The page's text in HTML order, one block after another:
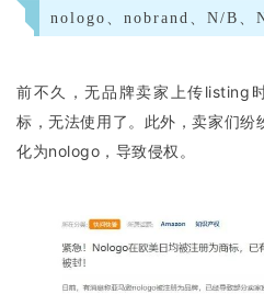
nologo、nobrand、N/B、
前不久，无品牌卖家上传listing
标，无法使用了。此外，卖家们
化为nologo，导致侵权。